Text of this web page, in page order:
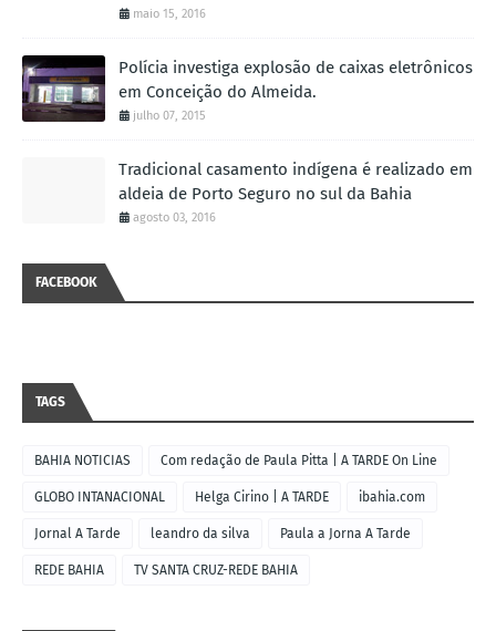
maio 15, 2016
Polícia investiga explosão de caixas eletrônicos
em Conceição do Almeida.
julho 07, 2015
Tradicional casamento indígena é realizado em
aldeia de Porto Seguro no sul da Bahia
agosto 03, 2016
FACEBOOK
TAGS
BAHIA NOTICIAS Com redação de Paula Pitta | A TARDE On Line
GLOBO INTANACIONAL Helga Cirino | A TARDE ibahia.com
Jornal A Tarde leandro da silva Paula a Jorna A Tarde
REDE BAHIA TV SANTA CRUZ-REDE BAHIA